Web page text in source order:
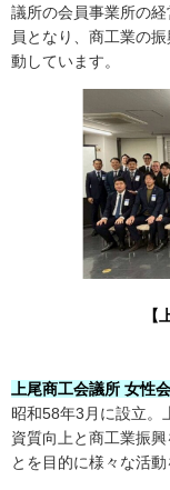
議所の会員事業所の
員となり、商工業の
動しています。
【
上尾商工会議所 女性会
昭和58年3月に設立。
資質向上と商工業振
とを目的に様々な活動